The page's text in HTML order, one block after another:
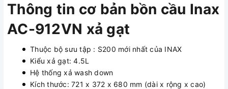
Thông tin cơ bản bồn cầu Inax
AC-912VN xả gạt
Thuộc bộ sưu tập : S200 mới nhất của INAX
Kiểu xả gạt: 4.5L
Hệ thống xả wash down
Kích thước: 721 x 372 x 680 mm (dài x rộng x cao)